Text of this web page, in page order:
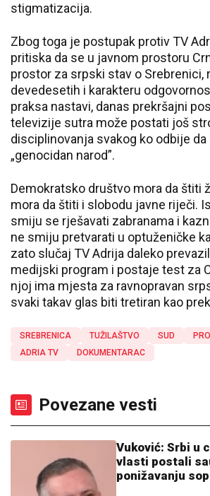
stigmatizacija.
Zbog toga je postupak protiv TV
pritiska da se u javnom prostoru
prostor za srpski stav o Srebrenici,
devedesetih i karakteru
praksa nastavi, danas prekršajni
televizije sutra može postati još
disciplinovanja svakog ko odbije da
„genocidan narod”.
Demokratsko društvo mora da štiti
mora da štiti i slobodu javne riječi.
smiju se rješavati zabranama i
ne smiju pretvarati u optuženičke
zato slučaj TV Adrija daleko
medijski program i postaje test za
njoj ima mjesta za ravnopravan
svaki takav glas biti tretiran kao
SREBRENICA TUŽILAŠTVO SUD
ADRIA TV
DOKUMENTARAC
Povezane vesti
Vuković: Srbi u
vlasti postali
ponižavanju